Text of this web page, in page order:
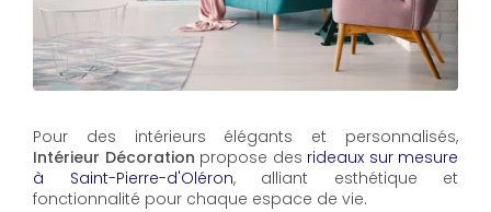
Pour des intérieurs élégants et personnalisés,
Intérieur Décoration propose des rideaux sur mesure
à Saint-Pierre-d'Oléron, alliant esthétique et
fonctionnalité pour chaque espace de vie.